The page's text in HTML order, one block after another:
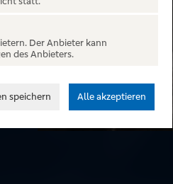
Der Anbieter kann
des Anbieters.
speichern Alle akzeptieren